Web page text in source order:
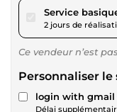
Service
2 jours de
Ce vendeur n’est
Personnaliser le
login with
Délai